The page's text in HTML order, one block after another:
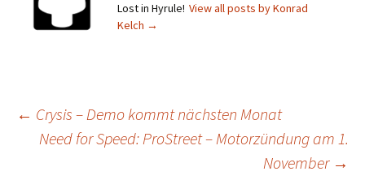
Lost in Hyrule! View all posts by Konrad
Kelch →
Post
← Crysis – Demo kommt nächsten Monat
Need for Speed: ProStreet – Motorzündung am 1.
November →